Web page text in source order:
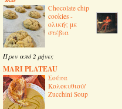
Chocolate chip
cookies -
ολικής με
στέβια
Πριν από 2 μήνες
MARI PLATEAU
Σούπα
Κολοκυθιού/
Zucchini Soup